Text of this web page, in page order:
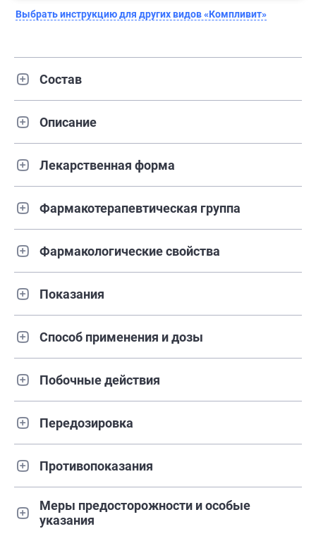
Выбрать инструкцию для других видов «Компливит»
Состав
Описание
Лекарственная форма
Фармакотерапевтическая группа
Фармакологические свойства
Показания
Способ применения и дозы
Побочные действия
Передозировка
Противопоказания
Меры предосторожности и особые
указания